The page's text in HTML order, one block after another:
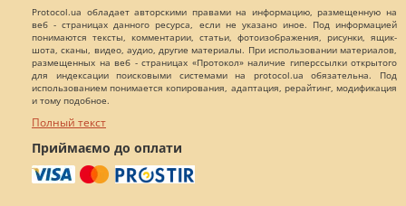
Protocol.ua обладает авторскими правами на информацию, размещенную на
веб - страницах данного ресурса, если не указано иное. Под информацией
понимаются тексты, комментарии, статьи, фотоизображения, рисунки, ящик-
шота, сканы, видео, аудио, другие материалы. При использовании материалов,
размещенных на веб - страницах «Протокол» наличие гиперссылки открытого
для индексации поисковыми системами на protocol.ua обязательна. Под
использованием понимается копирования, адаптация, рерайтинг, модификация
и тому подобное.
Полный текст
Приймаємо до оплати